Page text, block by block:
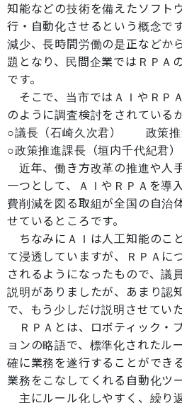
知能などの技術を備えたソフト
行・自動化させるという概念で
減少、長時間労働の是正などか
題となり、民間企業ではＲＰＡ
です。
そこで、当市ではＡＩやＲＰ
のように調査検討をされている
○議長（石崎久次君） 政策推
○政策推進課長（垣内千代紀君
近年、働き方改革の推進や人
一つとして、ＡＩやＲＰＡを導
費削減を図る取組が全国の自治
せているところです。
ちなみにＡＩは人工知能のこ
て浸透していますが、ＲＰＡに
されるようになったもので、議
説明がありましたが、あまり認
で、もう少しだけ説明させてい
ＲＰＡとは、ロボティック・
ョンの略語で、標準化されたル
確に業務を遂行することができ
業務をこなしてくれる自動化ツ
主にルール化しやすく、繰り